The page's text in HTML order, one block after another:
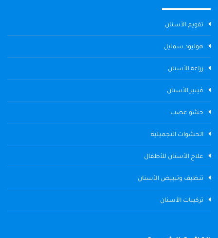
تقويم الأسنان
هوليود سمايل
زراعة الأسنان
ڤينير الأسنان
حشو عصب
الحشوات التجميلية
علاج الأسنان للأطفال
تنظيف وتبييض الأسنان
تركيبات الأسنان